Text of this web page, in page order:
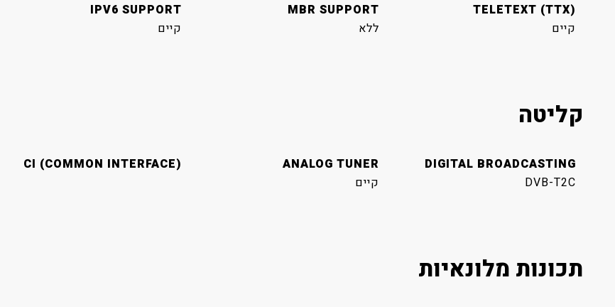
TELETEXT (TTX)
קיים
MBR SUPPORT
ללא
IPV6 SUPPORT
קיים
קליטה
DIGITAL BROADCASTING
DVB-T2C
ANALOG TUNER
קיים
CI (COMMON INTERFACE)
תכונות מלונאיות